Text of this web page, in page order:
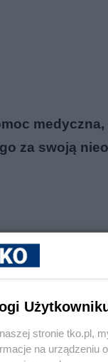
za swoją
stronie tko.pl,
na urządzeniu